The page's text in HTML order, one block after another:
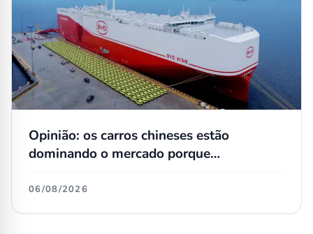
Opinião: os carros chineses estão
dominando o mercado porque
06/08/2026